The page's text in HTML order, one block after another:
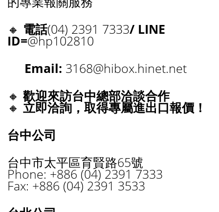
🔸 電話(04) 2391 7333/ LINE
ID=@hp102810
Email: 3168@hibox.hinet.net
🔸 歡迎來訪台中總部洽談合作
🔸 立即洽詢，取得專屬進出口報價！
台中公司
台中市太平區育賢路65號
Phone: +886 (04) 2391 7333
Fax: +886 (04) 2391 3533